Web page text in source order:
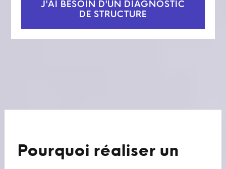
J'AI BESOIN D'UN DIAGNOSTIC
DE STRUCTURE
Pourquoi réaliser un